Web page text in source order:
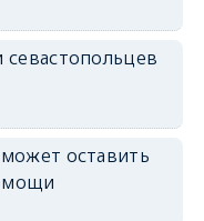
севастопольцев
оставить